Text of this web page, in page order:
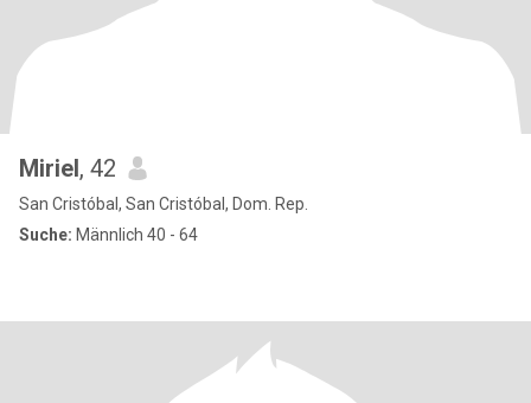
Miriel, 42
San Cristóbal, San Cristóbal, Dom. Rep.
Suche: Männlich 40 - 64